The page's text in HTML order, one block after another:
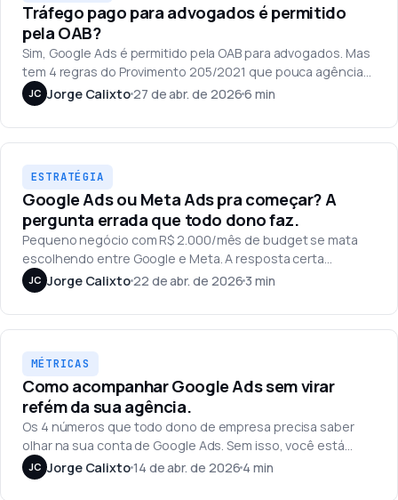
Tráfego pago para advogados é permitido
pela OAB?
Sim, Google Ads é permitido pela OAB para advogados. Mas
tem 4 regras do Provimento 205/2021 que pouca agência
explica direito. A gente mostra com a norma na mão.
JC Jorge Calixto27 de abr. de 20266 min
Estratégia
ESTRATÉGIA
Google Ads ou Meta Ads pra começar? A
pergunta errada que todo dono faz.
Pequeno negócio com R$ 2.000/mês de budget se mata
escolhendo entre Google e Meta. A resposta certa
depende de uma única variável que ninguém te explica.
JC Jorge Calixto22 de abr. de 20263 min
Métricas
MÉTRICAS
Como acompanhar Google Ads sem virar
refém da sua agência.
Os 4 números que todo dono de empresa precisa saber
olhar na sua conta de Google Ads. Sem isso, você está
sendo gerido, não gerindo.
JC Jorge Calixto14 de abr. de 20264 min